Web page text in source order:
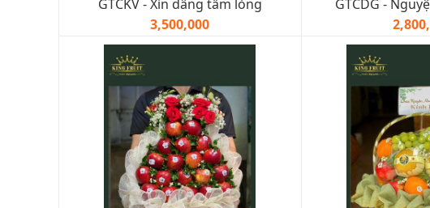
GTCKV - Xin dâng tấm lòng
3,500,000
GTCDG -